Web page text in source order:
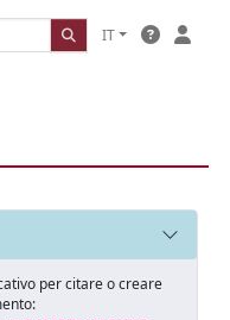
IT
per citare o creare